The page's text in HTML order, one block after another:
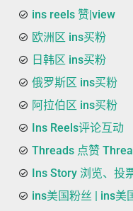
ins reels 赞|view
欧洲区 ins买粉
日韩区 ins买粉
俄罗斯区 ins买粉
阿拉伯区 ins买粉
Ins Reels评论互动
Threads 点赞
Ins Story 浏览、投
ins美国粉丝 | ins美